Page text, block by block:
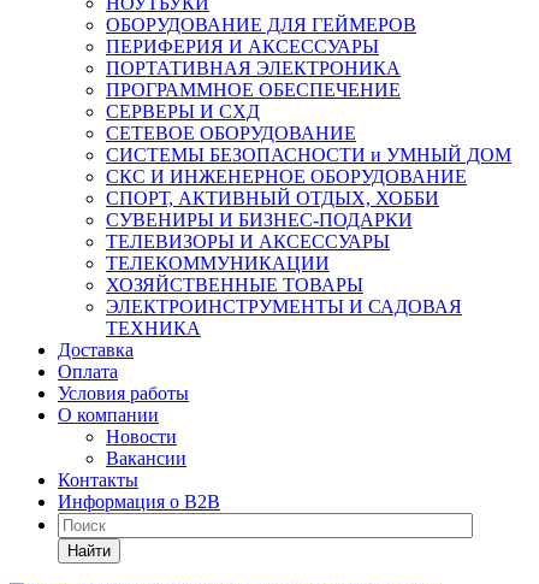
ОБОРУДОВАНИЕ ДЛЯ ГЕЙМЕРОВ
ПЕРИФЕРИЯ И АКСЕССУАРЫ
ПОРТАТИВНАЯ ЭЛЕКТРОНИКА
ПРОГРАММНОЕ ОБЕСПЕЧЕНИЕ
СЕРВЕРЫ И СХД
СЕТЕВОЕ ОБОРУДОВАНИЕ
СИСТЕМЫ БЕЗОПАСНОСТИ и УМНЫЙ ДОМ
СКС И ИНЖЕНЕРНОЕ ОБОРУДОВАНИЕ
СПОРТ, АКТИВНЫЙ ОТДЫХ, ХОББИ
СУВЕНИРЫ И БИЗНЕС-ПОДАРКИ
ТЕЛЕВИЗОРЫ И АКСЕССУАРЫ
ТЕЛЕКОММУНИКАЦИИ
ХОЗЯЙСТВЕННЫЕ ТОВАРЫ
ЭЛЕКТРОИНСТРУМЕНТЫ И САДОВАЯ
ТЕХНИКА
Доставка
Оплата
Условия работы
О компании
Новости
Вакансии
Контакты
Информация о B2B
Найти